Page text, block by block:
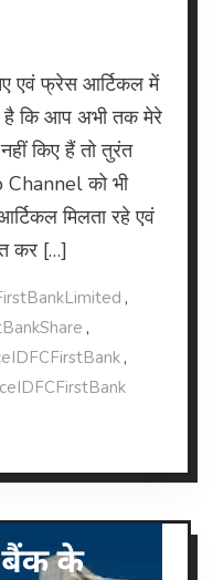
एवं फ्रेस आर्टिकल में
कि आप अभी तक मेरे
किए हैं तो तुरंत
को भी
मिलता रहे एवं
कर […]
,
,
,